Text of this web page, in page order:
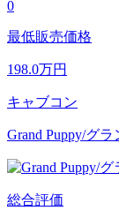
0
最低販売価格
198.0万円
キャブコン
Grand Puppy/グ
総合評価